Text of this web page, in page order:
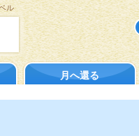
ル
月へ還る